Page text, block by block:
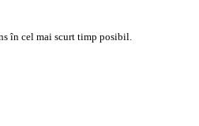
în cel mai scurt timp posibil.